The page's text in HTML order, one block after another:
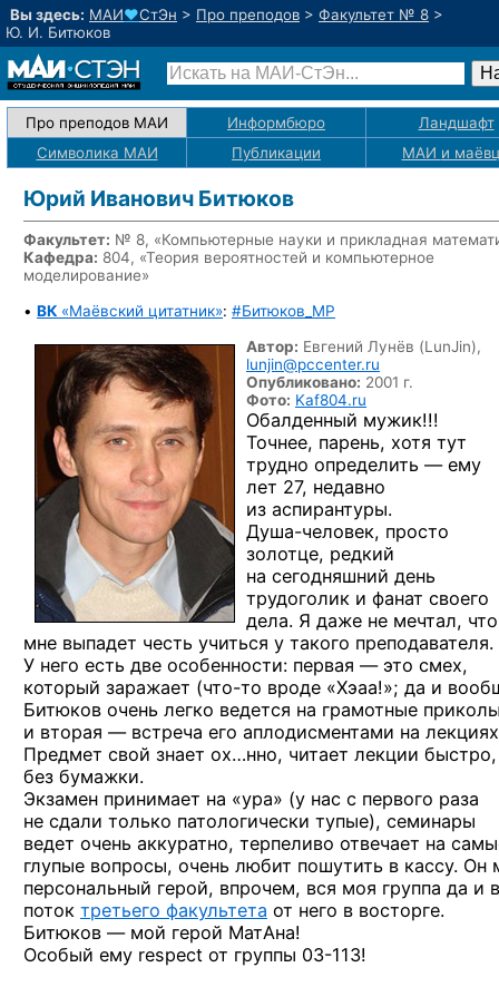
Вы здесь: МАИ♥СтЭн > Про преподов > Факультет № 8 >
Ю. И. Битюков
Про преподов МАИ Информбюро
Ландшафт
Символика МАИ
Публикации МАИ и
Юрий Иванович Битюков
Факультет: № 8, «Компьютерные науки и прикладная
Кафедра: 804, «Теория вероятностей и компьютерное
моделирование»
• ВК «Маёвский цитатник»: #Битюков_MP
Автор: Евгений Лунёв (LunJin),
lunjin@pccenter.ru
Опубликовано: 2001 г.
Фото: Kaf804.ru
Обалденный мужик!!!
Точнее, парень, хотя тут
трудно определить — ему
лет 27, недавно
из аспирантуры.
Душа-человек, просто
золотце, редкий
на сегодняшний день
трудоголик и фанат своего
дела. Я даже не мечтал, что
мне выпадет честь учиться у такого преподавателя.
У него есть две особенности: первая —это смех,
который заражает (что-то вроде «Хэаа!»; да и
Битюков очень легко ведется на грамотные
и вторая —встреча его аплодисментами на
Предмет свой знает ох…нно, читает лекции быстро,
без бумажки.
Экзамен принимает на «ура» (у нас с первого раза
не сдали только патологически тупые), семинары
ведет очень аккуратно, терпеливо отвечает на
глупые вопросы, очень любит пошутить в кассу. Он
персональный герой, впрочем, вся моя группа да и
поток третьего факультета от него в восторге.
Битюков — мой герой МатАна!
Особый ему respect от группы 03-113!